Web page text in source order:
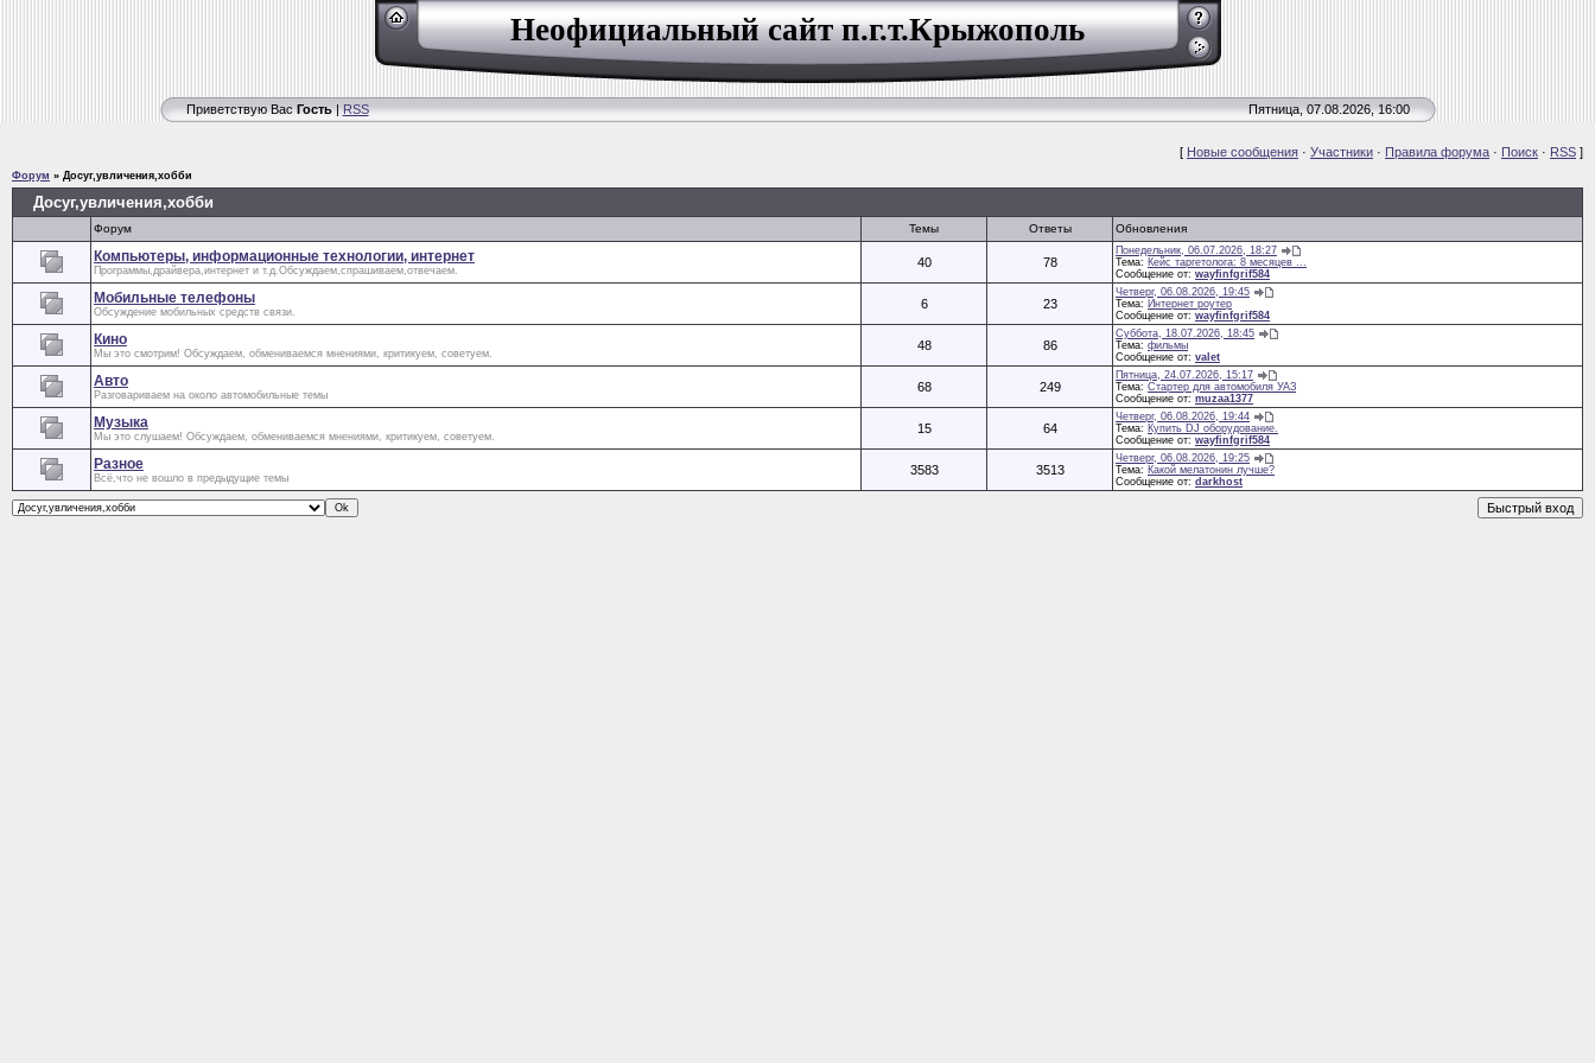
Неофициальный сайт п.г.т.Крыжополь
Приветствую Вас Гость|RSS Пятница, 07.08.2026, 16:00
[ Новые сообщения · Участники · Правила форума · Поиск · RSS ]
Форум » Досуг,увличения,хобби
Досуг,увличения,хобби
Форум Темы Ответы Обновления
Компьютеры, информационные технологии, интернет
Программы,драйвера,интернет и т.д.Обсуждаем,спрашиваем,отвечаем.
40 78
Понедельник, 06.07.2026, 18:27
Тема: Кейс таргетолога: 8 месяцев ...
Сообщение от: wayfinfgrif584
Мобильные телефоны
Обсуждение мобильных средств связи.
6 23
Четверг, 06.08.2026, 19:45
Тема: Интернет роутер
Сообщение от: wayfinfgrif584
Кино
Мы это смотрим! Обсуждаем, обмениваемся мнениями, критикуем, советуем.
48 86
Суббота, 18.07.2026, 18:45
Тема: фильмы
Сообщение от: valet
Авто
Разговариваем на около автомобильные темы
68 249
Пятница, 24.07.2026, 15:17
Тема: Стартер для автомобиля УАЗ
Сообщение от: muzaa1377
Музыка
Мы это слушаем! Обсуждаем, обмениваемся мнениями, критикуем, советуем.
15 64
Четверг, 06.08.2026, 19:44
Тема: Купить DJ оборудование.
Сообщение от: wayfinfgrif584
Разное
Всё,что не вошло в предыдущие темы
3583 3513
Четверг, 06.08.2026, 19:25
Тема: Какой мелатонин лучше?
Сообщение от: darkhost